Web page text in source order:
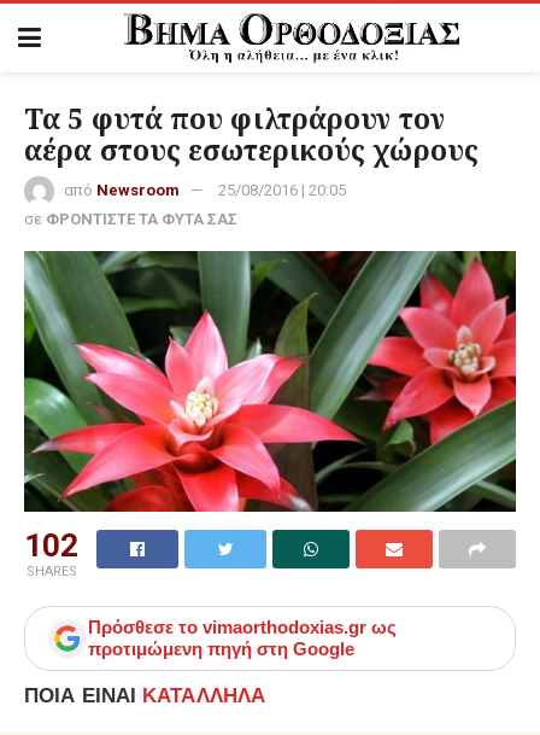
Τα 5 φυτά που φιλτράρουν τον
αέρα στους εσωτερικούς χώρους
από Newsroom
25/08/2016 | 20:05
σε ΦΡΟΝΤΙΣΤΕ ΤΑ ΦΥΤΑ ΣΑΣ
102
SHARES
Πρόσθεσε το vimaorthodoxias.gr ως
προτιμώμενη πηγή στη Google
ΠΟΙΑ ΕΙΝΑΙ ΚΑΤΑΛΛΗΛΑ